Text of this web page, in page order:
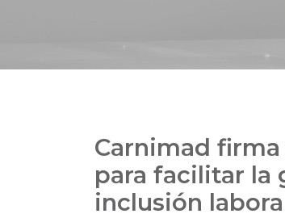
Carnimad
para facilitar la
inclusión